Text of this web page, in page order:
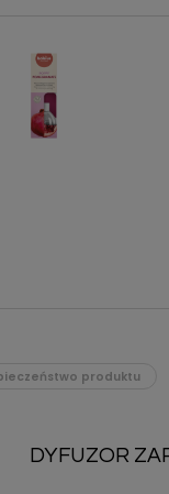
produktu
DYFUZOR